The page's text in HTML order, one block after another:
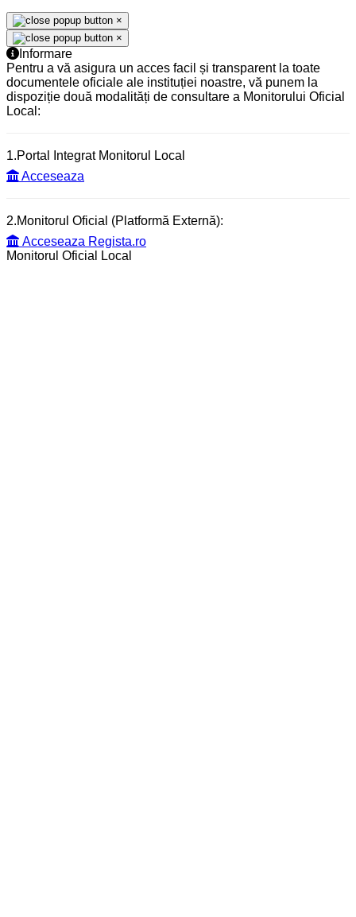
×
×
Informare
Pentru a vă asigura un acces facil și transparent la toate
documentele oficiale ale instituției noastre, vă punem la
dispoziție două modalități de consultare a Monitorului Oficial
Local:
1.Portal Integrat Monitorul Local
Acceseaza
2.Monitorul Oficial (Platformă Externă):
Acceseaza Regista.ro
Monitorul Oficial Local